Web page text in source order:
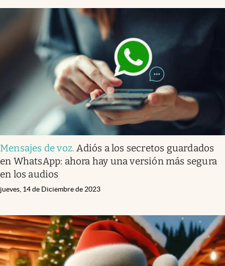
Mensajes de voz.Adiós a los secretos guardados
en WhatsApp: ahora hay una versión más segura
en los audios
jueves, 14 de Diciembre de 2023